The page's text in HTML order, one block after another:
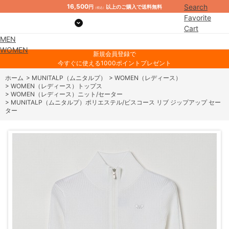
16,500円 （税込） 以上のご購入で送料無料
Search
Favorite
Cart
MEN
WOMEN
新規会員登録で
今すぐに使える1000ポイントプレゼント
ホーム > MUNITALP（ムニタルプ） > WOMEN（レディース）
> WOMEN（レディース）トップス
> WOMEN（レディース）ニット/セーター
> MUNITALP（ムニタルプ）ポリエステル/ビスコース リブ ジップアップ セー
ター